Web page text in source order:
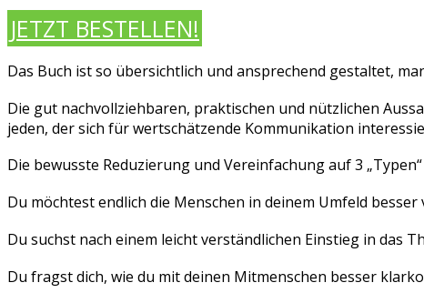
JETZT BESTELLEN!
Das Buch ist so übersichtlich und ansprechend gestaltet,
Die gut nachvollziehbaren, praktischen und nützlichen
jeden, der sich für wertschätzende Kommunikation
Die bewusste Reduzierung und Vereinfachung auf 3
Du möchtest endlich die Menschen in deinem Umfeld besser
Du suchst nach einem leicht verständlichen Einstieg in das
Du fragst dich, wie du mit deinen Mitmenschen besser